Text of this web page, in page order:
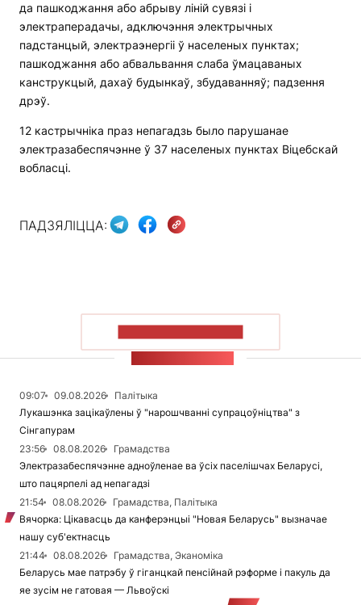
да пашкоджання або абрыву ліній сувязі і
электраперадачы, адключэння электрычных
падстанцый, электраэнергіі ў населеных пунктах;
пашкоджання або абвальвання слаба ўмацаваных
канструкцый, дахаў будынкаў, збудаванняў; падзення
дрэў.
12 кастрычніка праз непагадзь было парушанае
электразабеспячэнне ў 37 населеных пунктах Віцебскай
вобласці.
ПАДЗЯЛІЦЦА:
09:07 09.08.2026
Палітыка
Лукашэнка зацікаўлены ў "нарошчванні супрацоўніцтва" з
Сінгапурам
23:56
08.08.2026
Грамадства
Электразабеспячэнне адноўленае ва ўсіх паселішчах Беларусі,
што пацярпелі ад непагадзі
21:54
08.08.2026
Грамадства, Палітыка
Вячорка: Цікавасць да канферэнцыі "Новая Беларусь" вызначае
нашу суб'ектнасць
21:44
08.08.2026
Грамадства, Эканоміка
Беларусь мае патрэбу ў гіганцкай пенсійнай рэформе і пакуль да
яе зусім не гатовая — Львоўскі